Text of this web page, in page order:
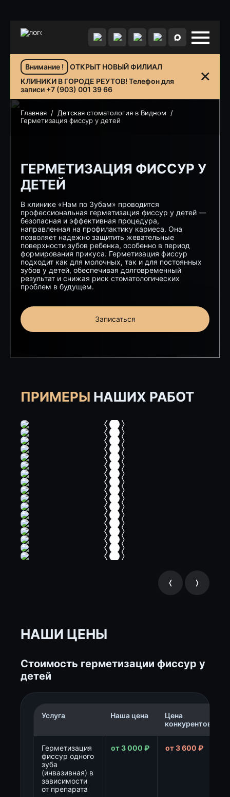
Внимание !
ОТКРЫТ НОВЫЙ ФИЛИАЛ
КЛИНИКИ В ГОРОДЕ РЕУТОВ! Телефон для
записи +7 (903) 001 39 66
Главная / Детская стоматология в Видном
/
Герметизация фиссур у детей
ГЕРМЕТИЗАЦИЯ ФИССУР У
ДЕТЕЙ
В клинике «Нам по Зубам» проводится
профессиональная герметизация фиссур у детей —
безопасная и эффективная процедура,
направленная на профилактику кариеса. Она
позволяет надежно защитить жевательные
поверхности зубов ребенка, особенно в период
формирования прикуса. Герметизация фиссур
подходит как для молочных, так и для постоянных
зубов у детей, обеспечивая долговременный
результат и снижая риск стоматологических
проблем в будущем.
Записаться
ПРИМЕРЫ НАШИХ РАБОТ
НАШИ ЦЕНЫ
Стоимость герметизации фиссур у
детей
Услуга Наша цена
Цена
конкурентов
Герметизация
фиссур одного
зуба
(инвазивная) в
зависимости
от препарата
от 3 000 ₽ от 3 600 ₽